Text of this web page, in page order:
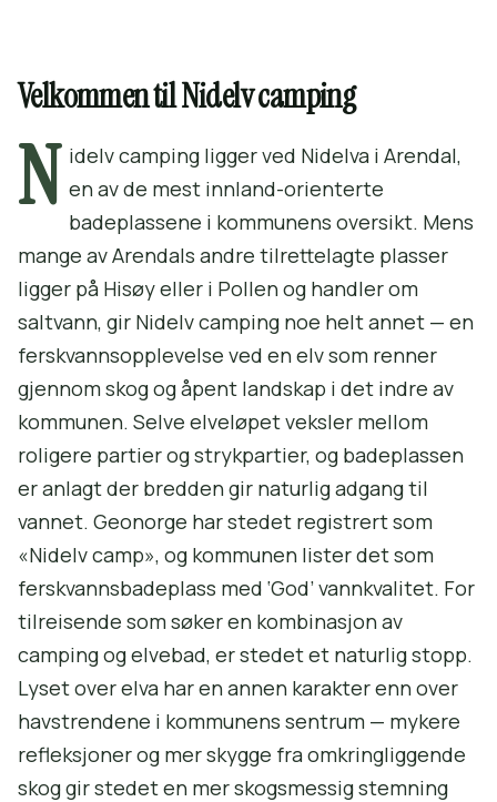
Velkommen til Nidelv camping
N idelv camping ligger ved Nidelva i Arendal,
en av de mest innland-orienterte
badeplassene i kommunens oversikt. Mens
mange av Arendals andre tilrettelagte plasser
ligger på Hisøy eller i Pollen og handler om
saltvann, gir Nidelv camping noe helt annet — en
ferskvannsopplevelse ved en elv som renner
gjennom skog og åpent landskap i det indre av
kommunen. Selve elveløpet veksler mellom
roligere partier og strykpartier, og badeplassen
er anlagt der bredden gir naturlig adgang til
vannet. Geonorge har stedet registrert som
«Nidelv camp», og kommunen lister det som
ferskvannsbadeplass med ‘God’ vannkvalitet. For
tilreisende som søker en kombinasjon av
camping og elvebad, er stedet et naturlig stopp.
Lyset over elva har en annen karakter enn over
havstrendene i kommunens sentrum — mykere
refleksjoner og mer skygge fra omkringliggende
skog gir stedet en mer skogsmessig stemning